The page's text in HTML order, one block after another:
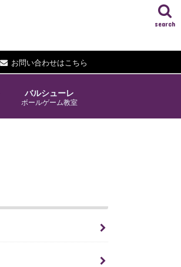
お問い合わせはこちら
search
バルシューレ
ボールゲーム教室